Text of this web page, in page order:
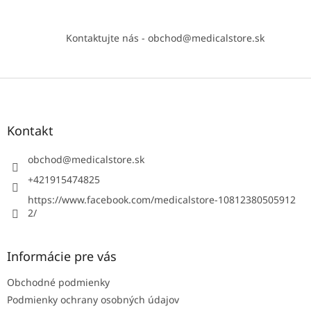
Kontaktujte nás - obchod@medicalstore.sk
Z
Kontakt
obchod@medicalstore.sk
+421915474825
https://www.facebook.com/medicalstore-10812380505912
2/
Informácie pre vás
Obchodné podmienky
Podmienky ochrany osobných údajov